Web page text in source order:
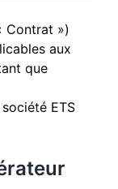
Contrat »)
aux
que
ETS